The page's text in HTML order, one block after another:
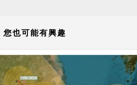
您也可能有興趣